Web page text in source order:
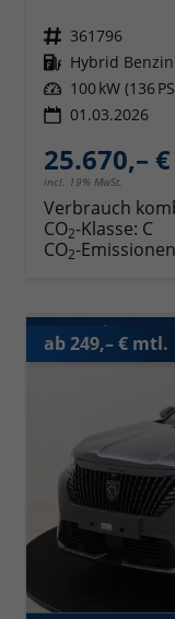
Fahrzeugnr. 361796
Kraftstoff Hybrid Benzin
Leistung 100 kW (136
01.03.2026
25.670,– €
incl. 19% MwSt.
Verbrauch
CO2-Klasse: C
CO2-
ab 249,– € mtl.